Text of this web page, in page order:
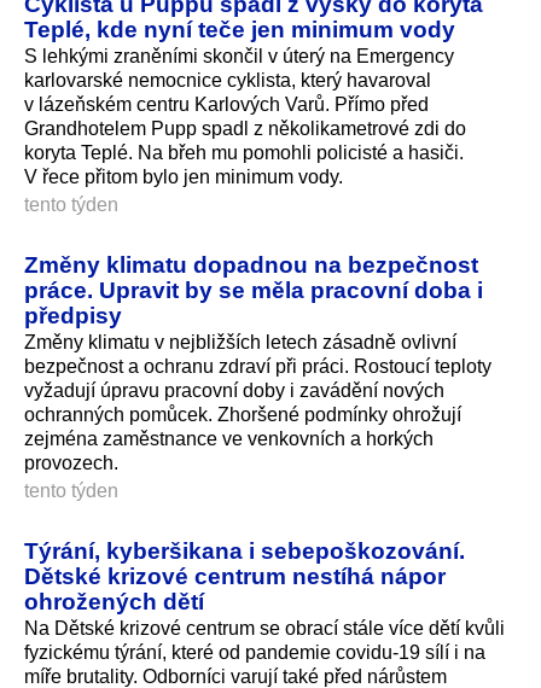
Teplé, kde nyní teče jen minimum vody
S lehkými zraněními skončil v úterý na Emergency
karlovarské nemocnice cyklista, který havaroval
v lázeňském centru Karlových Varů. Přímo před
Grandhotelem Pupp spadl z několikametrové zdi do
koryta Teplé. Na břeh mu pomohli policisté a hasiči.
V řece přitom bylo jen minimum vody.
tento týden
Změny klimatu dopadnou na bezpečnost
práce. Upravit by se měla pracovní doba i
předpisy
Změny klimatu v nejbližších letech zásadně ovlivní
bezpečnost a ochranu zdraví při práci. Rostoucí teploty
vyžadují úpravu pracovní doby i zavádění nových
ochranných pomůcek. Zhoršené podmínky ohrožují
zejména zaměstnance ve venkovních a horkých
provozech.
tento týden
Týrání, kyberšikana i sebepoškozování.
Dětské krizové centrum nestíhá nápor
ohrožených dětí
Na Dětské krizové centrum se obrací stále více dětí kvůli
fyzickému týrání, které od pandemie covidu-19 sílí i na
míře brutality. Odborníci varují také před nárůstem